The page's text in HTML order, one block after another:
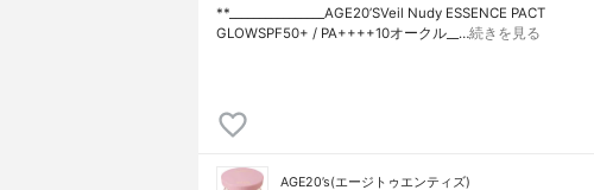
**⁡________________⁡AGE20’S⁡Veil Nudy ESSENCE PACT
GLOW⁡SPF50+ / PA++++10オークル⁡__…続きを見る
AGE20’s(エージトゥエンティズ)